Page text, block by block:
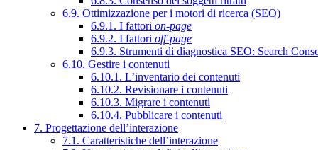
6.9. Ottimizzazione per i motori di ricerca (SEO)
6.9.1. I fattori on-page
6.9.2. I fattori off-page
6.9.3. Strumenti di diagnostica SEO: Search
6.10. Gestire i contenuti
6.10.1. L’inventario dei contenuti
6.10.2. Revisionare i contenuti
6.10.3. Migrare i contenuti
6.10.4. Pubblicare i contenuti
7. Progettazione dell’interazione
7.1. Caratteristiche dell’interazione